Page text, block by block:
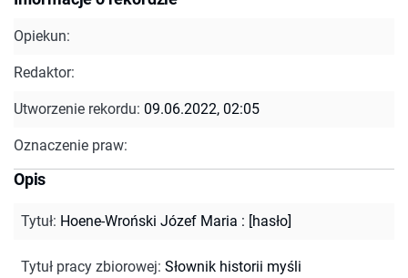
Opiekun:
Redaktor:
Utworzenie rekordu: 09.06.2022, 02:05
Oznaczenie praw:
Opis
Tytuł: Hoene-Wroński Józef Maria : [hasło]
Tytuł pracy zbiorowej: Słownik historii myśli